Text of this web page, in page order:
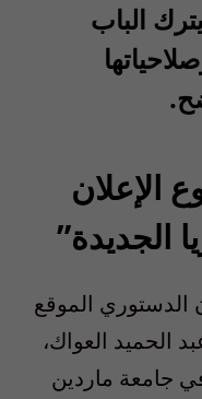
الباب
الإعلان
الجديدة”
الدستوري الموقع
الحميد العواك،
جامعة ماردين